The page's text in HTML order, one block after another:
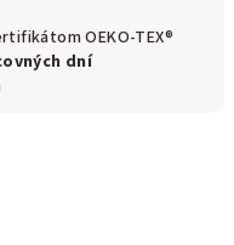
OEKO-TEX®
dní